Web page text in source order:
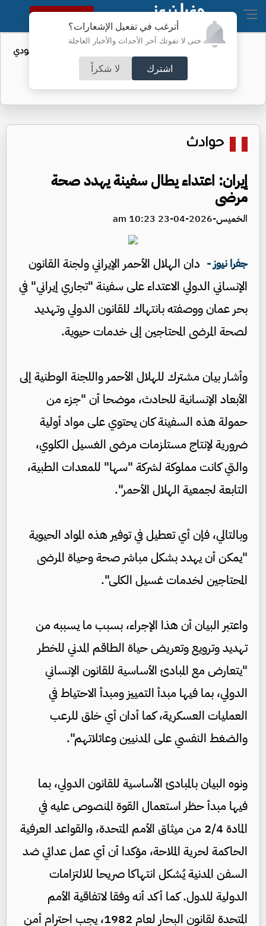
أترغب في تفعيل الإشعارات؟
حتى لا تفوتك آخر الأحداث والأخبار العاجلة
اشترك لا شكراً
النسخة الكاملة
واردات الولايات المتحدة من النفط السعودي
تهبط إلى الصفر
حوادث
إيران: اعتداء يطال سفينة يهدد صحة
مرضى
الخميس-2026-04-23 10:23 am
جفرا نيوز - دان الهلال الأحمر الإيراني ولجنة القانون
الإنساني الدولي الاعتداء على سفينة "تجاري إيراني" في
بحر عمان ووصفته بانتهاك للقانون الدولي وتهديد
لصحة المرضى المحتاجين إلى خدمات حيوية.
وأشار بيان مشترك للهلال الأحمر واللجنة الوطنية إلى
الأبعاد الإنسانية للحادث، موضحا أن "جزء من
حمولة هذه السفينة كان يحتوي على مواد أولية
ضرورية لإنتاج مستلزمات مرضى الغسيل الكلوي،
والتي كانت مملوكة لشركة "سها" للمعدات الطبية،
التابعة لجمعية الهلال الأحمر".
وبالتالي، فإن أي تعطيل في توفير هذه المواد الحيوية
"يمكن أن يهدد بشكل مباشر صحة وحياة المرضى
المحتاجين لخدمات غسيل الكلى".
واعتبر البيان أن هذا الإجراء، بسبب ما يسببه من
تهديد وترويع وتعريض حياة الطاقم المدني للخطر
"يتعارض مع المبادئ الأساسية للقانون الإنساني
الدولي، بما فيها مبدأ التمييز ومبدأ الاحتياط في
العمليات العسكرية، كما أدان أي خلق للرعب
والضغط النفسي على المدنيين وعائلاتهم".
ونوه البيان بالمبادئ الأساسية للقانون الدولي، بما
فيها مبدأ حظر استعمال القوة المنصوص عليه في
المادة 2/4 من ميثاق الأمم المتحدة، والقواعد العرفية
الحاكمة لحرية الملاحة، مؤكدا أن أي عمل عدائي ضد
السفن المدنية يُشكل انتهاكا صريحا للالتزامات
الدولية للدول. كما أكد أنه وفقا لاتفاقية الأمم
المتحدة لقانون البحار لعام 1982، يجب احترام أمن